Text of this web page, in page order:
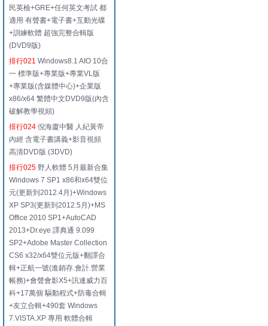
民英檢+GRE+任何英文考試 都
適用 有聲書+電子書+互動光碟
+訓練軟體 超強完整合輯版
(DVD9版)
排行021 Windows8.1 AIO 10合
一 標準版+專業版+專業VL版
+專業版(含媒體中心)+企業版
x86/x64 繁體中文DVD9版(內含
破解教學視頻)
排行024 倪海廈中醫 人紀黃帝
內經 含電子書講義+影音視頻
高清DVD版 (3DVD)
排行025 野人軟體 5月最新合集
Windows 7 SP1 x86和x64雙位
元(更新到2012.4月)+Windows
XP SP3(更新到2012.5月)+MS
Office 2010 SP1+AutoCAD
2013+Dr.eye 譯典通 9.099
SP2+Adobe Master Collection
CS6 x32/x64雙位元版+翻譯合
輯+正航一號(進銷存.會計.營業
帳務)+會聲會影X5+訊連威力百
科+17萬個 驅動程式+防毒合輯
+友立合輯+490套 Windows
7.VISTA.XP 專用 軟體合輯